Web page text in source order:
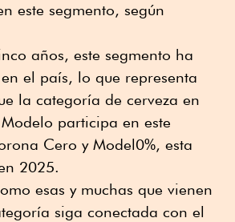
este segmento, según
años, este segmento ha
el país, lo que representa
la categoría de cerveza en
participa en este
Cero y Model0%, esta
2025.
esas y muchas que vienen
siga conectada con el